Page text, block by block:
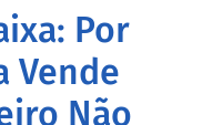
Por
Vende
Não